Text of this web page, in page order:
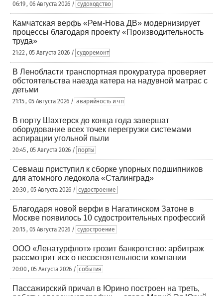
06:19 , 06 Августа 2026 / судоходство
Камчатская верфь «Рем-Нова ДВ» модернизирует
процессы благодаря проекту «Производительность
труда»
21:22 , 05 Августа 2026 / судоремонт
В Ленобласти транспортная прокуратура проверяет
обстоятельства наезда катера на надувной матрас с
детьми
21:15 , 05 Августа 2026 / аварийность и чп
В порту Шахтерск до конца года завершат
оборудование всех точек перегрузки системами
аспирации угольной пыли
20:45 , 05 Августа 2026 / порты
Севмаш приступил к сборке упорных подшипников
для атомного ледокола «Сталинград»
20:30 , 05 Августа 2026 / судостроение
Благодаря новой верфи в Нагатинском Затоне в
Москве появилось 10 судостроительных профессий
20:15 , 05 Августа 2026 / судостроение
ООО «Ленатурфлот» грозит банкротство: арбитраж
рассмотрит иск о несостоятельности компании
20:00 , 05 Августа 2026 / события
Пассажирский причал в Юрино построен на треть,